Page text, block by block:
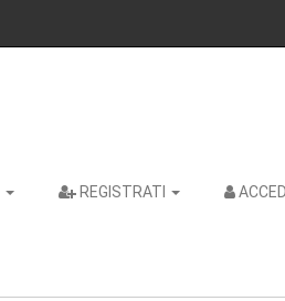
REGISTRATI ACCEDI